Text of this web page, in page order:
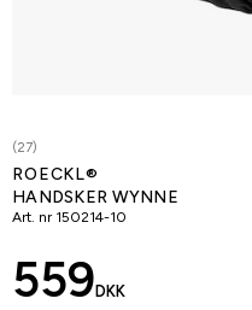
(27)
ROECKL®
HANDSKER WYNNE
Art. nr 150214-10
559 DKK